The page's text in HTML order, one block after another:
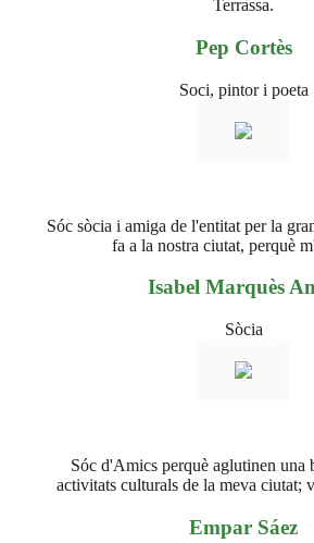
Terrassa.
Pep Cortès
Soci, pintor i poeta
Sóc sòcia i amiga de l'entitat per la
fa a la nostra ciutat, perquè
Isabel Marquès
Sòcia
Sóc d'Amics perquè aglutinen una
activitats culturals de la meva ciutat;
Empar Sáez